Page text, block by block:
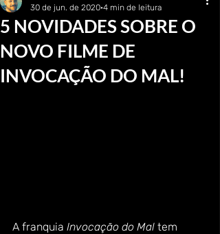
5 NOVIDADES SOBRE O
NOVO FILME DE
INVOCAÇÃO DO MAL!
30 de jun. de 2020 4 min de leitura
A franquia Invocação do Mal tem